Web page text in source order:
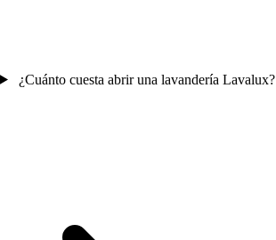
¿Cuánto cuesta abrir una lavandería Lavalux?